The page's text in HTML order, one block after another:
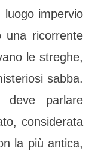
impervio
una ricorrente
le streghe,
sabba.
parlare
considerata
la più antica,